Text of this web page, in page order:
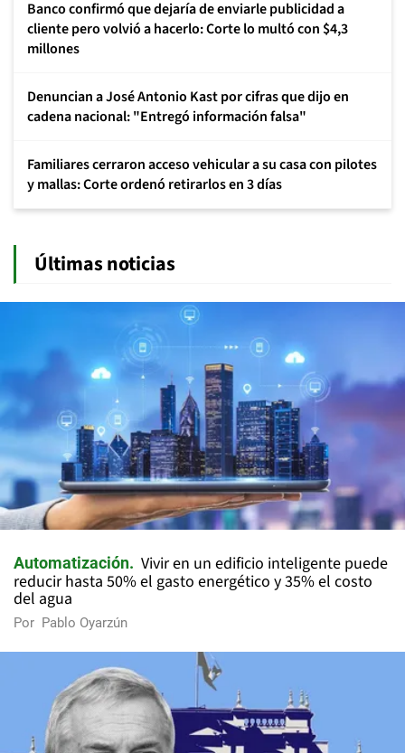
Banco confirmó que dejaría de enviarle publicidad a
cliente pero volvió a hacerlo: Corte lo multó con $4,3
millones
Denuncian a José Antonio Kast por cifras que dijo en
cadena nacional: "Entregó información falsa"
Familiares cerraron acceso vehicular a su casa con pilotes
y mallas: Corte ordenó retirarlos en 3 días
Últimas noticias
Automatización
Vivir en un edificio inteligente puede
reducir hasta 50% el gasto energético y 35% el costo
del agua
Por Pablo Oyarzún